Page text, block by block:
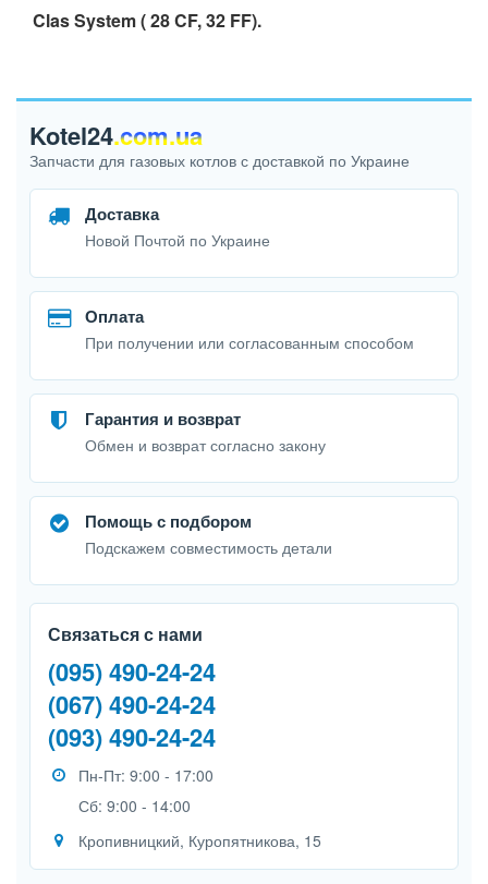
Clas System ( 28 CF, 32 FF).
Kotel24.com.ua
Запчасти для газовых котлов с доставкой по Украине
Доставка
Новой Почтой по Украине
Оплата
При получении или согласованным способом
Гарантия и возврат
Обмен и возврат согласно закону
Помощь с подбором
Подскажем совместимость детали
Связаться с нами
(095) 490-24-24
(067) 490-24-24
(093) 490-24-24
Пн-Пт: 9:00 - 17:00
Сб: 9:00 - 14:00
Кропивницкий, Куропятникова, 15